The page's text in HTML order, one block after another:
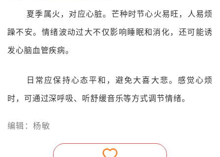
夏季属火，对应心脏。芒种时节心火易旺，人易烦
躁不安。情绪波动过大不仅影响睡眠和消化，还可能诱
发心脑血管疾病。
日常应保持心态平和，避免大喜大悲。感觉心烦
时，可通过深呼吸、听舒缓音乐等方式调节情绪。
编辑：杨敏